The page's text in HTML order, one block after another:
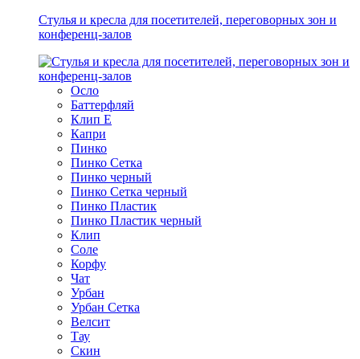
Стулья и кресла для посетителей, переговорных зон и
конференц-залов
Осло
Баттерфляй
Клип Е
Капри
Пинко
Пинко Сетка
Пинко черный
Пинко Сетка черный
Пинко Пластик
Пинко Пластик черный
Клип
Соле
Корфу
Чат
Урбан
Урбан Сетка
Велсит
Тау
Скин